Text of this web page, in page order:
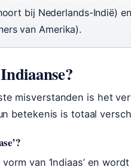
bij Nederlands-Indië)
van Amerika).
misverstanden is het
betekenis is totaal
vorm van ‘Indiaas’ en